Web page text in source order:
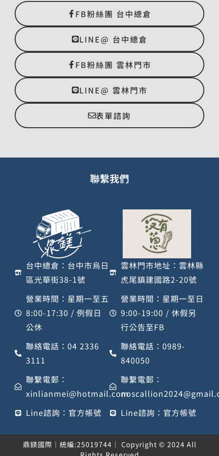
FB粉絲團 台中總倉
LINE@ 台中總倉
FB粉絲團 雲林門市
LINE@ 雲林門市
表單諮詢
聯繫我們
台中總倉：台中市烏日
區光華街38-1號
營業時間：星期一至五
8:00-17:30 / 例假日
公休
聯絡電話：04 2336
3111
聯繫電郵：
xinlianmei@hotmail.com
Line諮詢：官方帳號
雲林門市地址：雲林縣
虎尾鎮建國路2-20號
營業時間：星期一至日
9:00-19:00 / 休假另
行公告至FB
聯絡電話：0989-
840050
聯繫電郵：
Line諮詢：官方帳號
鼎鎂國際｜統編:25019744｜ Copyright © 2024 All